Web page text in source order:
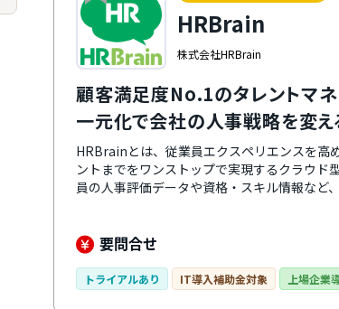
HRBrain
株式会社HRBrain
顧客満足度No.1のタレントマ
一元化で会社の人事戦略を変え
HRBrainとは、従業員エクスペリエンスを高
ントまでをワンストップで実現するクラウド
員の人事評価データや資格・スキル情報など
で、業務の効率化やデータ分析・活用が可
操作できるので、誰でも簡単に使えるのが特
のカスタマーサクセス担当者がつき、導入時
ます。タレントマネジメントや人事評価制度
運用できます。料金プランは自社の状況に合
要問合せ
トライアルあり IT導入補助金対象 上場企業